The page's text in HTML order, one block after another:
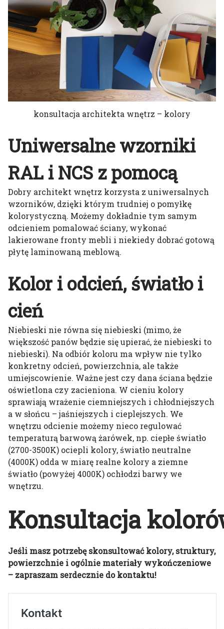
konsultacja architekta wnętrz – kolory
Uniwersalne wzorniki
RAL i NCS z pomocą
Dobry architekt wnętrz korzysta z uniwersalnych
wzorników, dzięki którym trudniej o pomyłkę
kolorystyczną. Możemy dokładnie tym samym
odcieniem pomalować ściany, wykonać
lakierowane fronty mebli i niekiedy dobrać gotową
płytę laminowaną meblową.
Kolor i odcień, światło i
cień
Niebieski nie równa się niebieski (mimo, że
większość panów będzie się upierać, że niebieski to
niebieski). Na odbiór koloru ma wpływ nie tylko
konkretny odcień, powierzchnia, ale także
umiejscowienie. Ważne jest czy dana ściana będzie
oświetlona czy zacieniona. W cieniu kolory
sprawiają wrażenie ciemniejszych i chłodniejszych
a w słońcu – jaśniejszych i cieplejszych. We
wnętrzu odcienie możemy nieco regulować
temperaturą barwową żarówek, np. ciepłe światło
(2700-3500K) ociepli kolory, światło neutralne
(4000K) odda w miarę realne kolory a ziemne
światło (powyżej 4000K) ochłodzi barwy we
wnętrzu.
Konsultacja
Jeśli masz potrzebę skonsultować kolory, struktury,
powierzchnie i ogólnie materiały wykończeniowe
– zapraszam serdecznie do kontaktu!